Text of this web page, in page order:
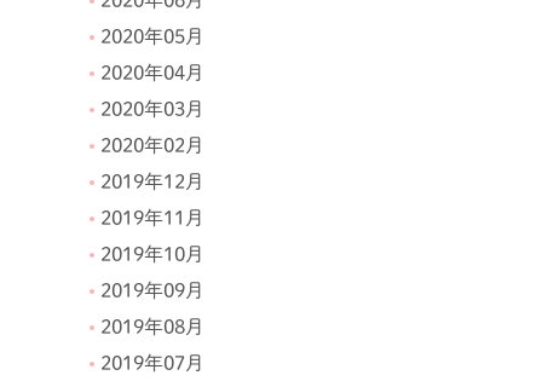
2020年05月
2020年04月
2020年03月
2020年02月
2019年12月
2019年11月
2019年10月
2019年09月
2019年08月
2019年07月